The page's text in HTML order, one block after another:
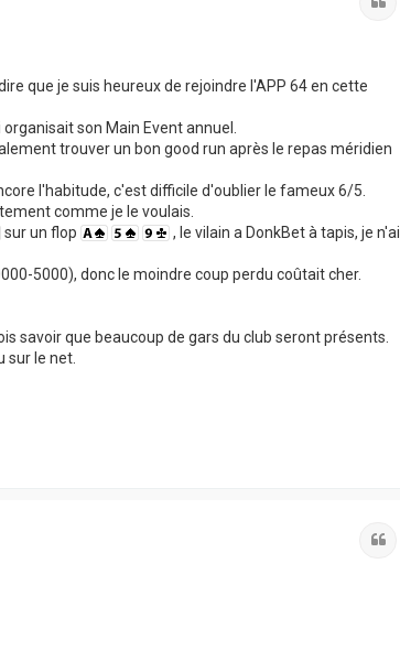
que je suis heureux de rejoindre l'APP 64 en cette
son Main Event annuel.
trouver un bon good run après le repas méridien
l'habitude, c'est difficile d'oublier le fameux 6/5.
comme je le voulais.
sur un flop
, le vilain a DonkBet à tapis, je n'ai
5000), donc le moindre coup perdu coûtait cher.
savoir que beaucoup de gars du club seront présents.
sur le net.